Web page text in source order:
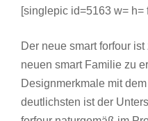
[singlepic id=5163 w= h=
Der neue smart forfour
neuen smart Familie zu
Designmerkmale mit
deutlichsten ist der